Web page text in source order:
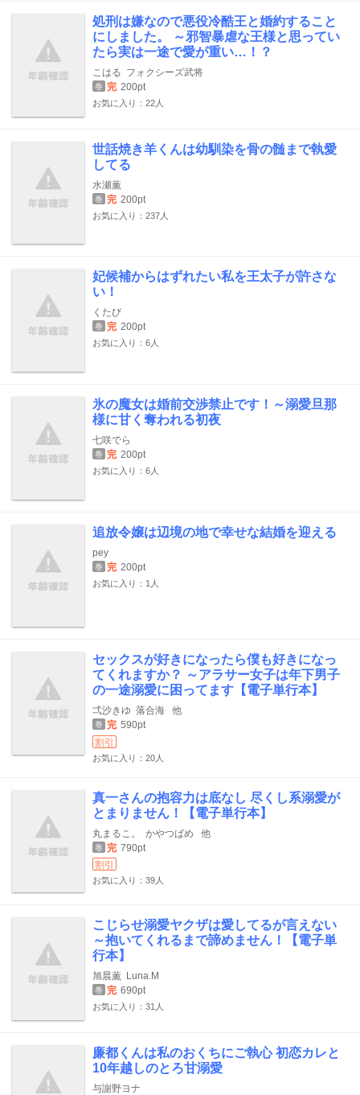
処刑は嫌なので悪役冷酷王と婚約すること
にしました。 ～邪智暴虐な王様と思ってい
たら実は一途で愛が重い…！？
こはる フォクシーズ武将
巻 完 200pt
お気に入り：22人
世話焼き羊くんは幼馴染を骨の髄まで執愛
してる
水瀬薫
巻 完 200pt
お気に入り：237人
妃候補からはずれたい私を王太子が許さな
い！
くたび
巻 完 200pt
お気に入り：6人
氷の魔女は婚前交渉禁止です！～溺愛旦那
様に甘く奪われる初夜
七咲でら
巻 完 200pt
お気に入り：6人
追放令嬢は辺境の地で幸せな結婚を迎える
pey
巻 完 200pt
お気に入り：1人
セックスが好きになったら僕も好きになっ
てくれますか？ ～アラサー女子は年下男子
の一途溺愛に困ってます【電子単行本】
弌沙きゆ 落合海 他
巻 完 590pt
割引
お気に入り：20人
真一さんの抱容力は底なし 尽くし系溺愛が
とまりません！【電子単行本】
丸まるこ。 かやつばめ 他
巻 完 790pt
割引
お気に入り：39人
こじらせ溺愛ヤクザは愛してるが言えない
～抱いてくれるまで諦めません！【電子単
行本】
旭晨薫 Luna.M
巻 完 690pt
お気に入り：31人
廉都くんは私のおくちにご執心 初恋カレと
10年越しのとろ甘溺愛
与謝野ヨナ